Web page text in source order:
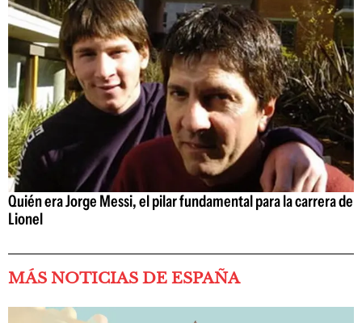
Quién era Jorge Messi, el pilar fundamental para la carrera de
Lionel
MÁS NOTICIAS DE ESPAÑA